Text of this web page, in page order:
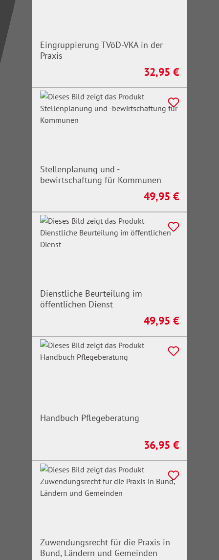
Eingruppierung TVöD-VKA in der
Praxis
Regulärer Preis:
32,95 €
Stellenplanung und -
bewirtschaftung für Kommunen
Regulärer Preis:
49,95 €
Dienstliche Beurteilung im
öffentlichen Dienst
Regulärer Preis:
49,95 €
Handbuch Pflegeberatung
Regulärer Preis:
36,95 €
Zuwendungsrecht für die Praxis in
Bund, Ländern und Gemeinden